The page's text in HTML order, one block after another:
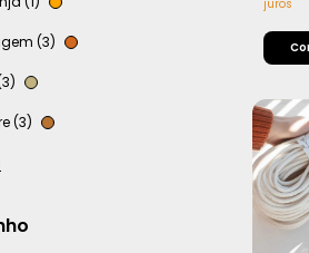
(3)
(3)
juros